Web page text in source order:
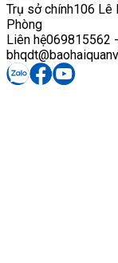
Trụ sở chính106 Lê
Phòng
Liên hệ069815562